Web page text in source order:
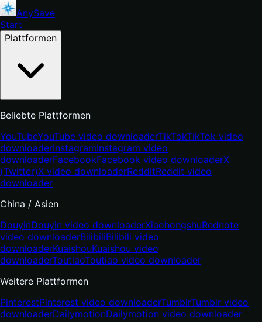
AnySave
Start
Plattformen
Beliebte Plattformen
YouTubeYouTube video downloaderTikTokTikTok video
downloaderInstagramInstagram video
downloaderFacebookFacebook video downloaderX
(Twitter)X video downloaderRedditReddit video
downloader
China / Asien
DouyinDouyin video downloaderXiaohongshuRednote
video downloaderBilibiliBilibili video
downloaderKuaishouKuaishou video
downloaderToutiaoToutiao video downloader
Weitere Plattformen
PinterestPinterest video downloaderTumblrTumblr video
downloaderDailymotionDailymotion video downloader